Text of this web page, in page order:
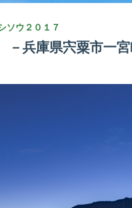
ソウ２０１７
－兵庫県宍粟市一